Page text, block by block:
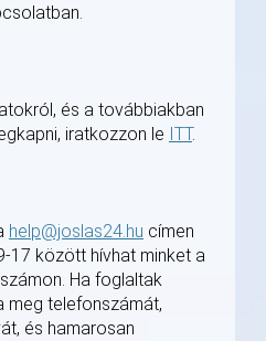
és a továbbiakban
iratkozzon le ITT.
help@joslas24.hu címen
17 között hívhat minket a
Ha foglaltak
meg telefonszámát,
és hamarosan